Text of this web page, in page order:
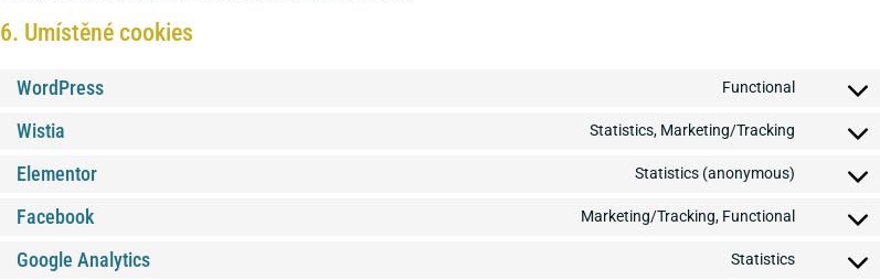
6. Umístěné cookies
WordPress Functional
Wistia Statistics, Marketing/Tracking
Elementor Statistics (anonymous)
Facebook Marketing/Tracking, Functional
Google Analytics Statistics